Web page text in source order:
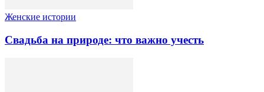
Женские истории
Свадьба на природе: что важно учесть